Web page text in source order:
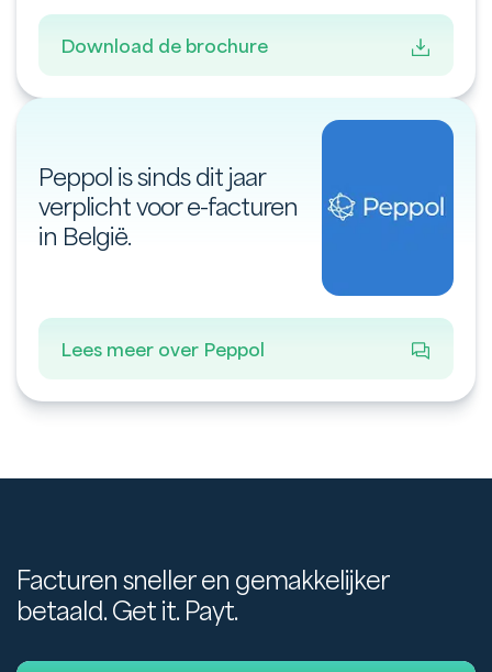
Download de brochure
Peppol is sinds dit jaar
verplicht voor e-facturen
in België.
Lees meer over Peppol
Facturen sneller en gemakkelijker
betaald. Get it. Payt.